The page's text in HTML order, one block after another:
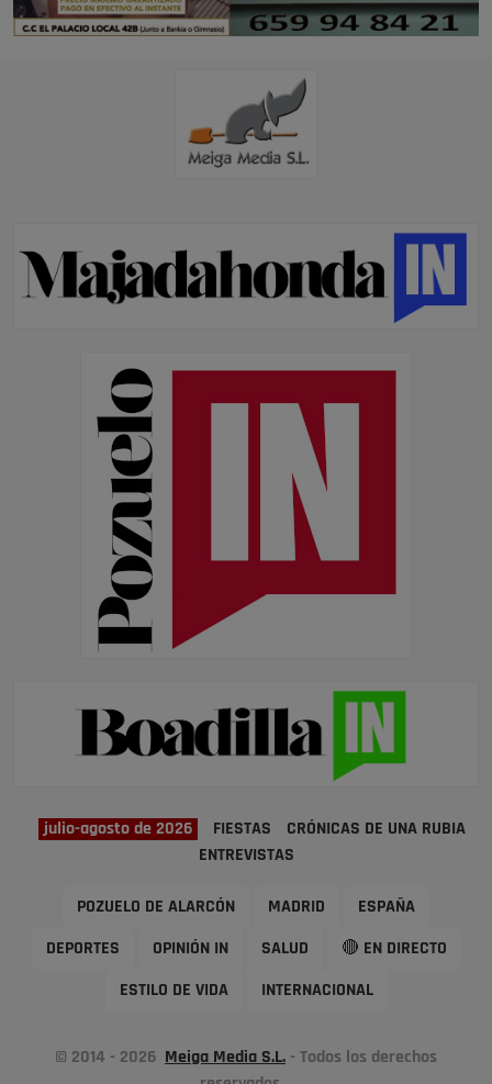
julio-agosto de 2026 FIESTAS
CRÓNICAS DE UNA RUBIA
ENTREVISTAS
POZUELO DE ALARCÓN MADRID ESPAÑA
DEPORTES OPINIÓN IN SALUD 🔴 EN DIRECTO
ESTILO DE VIDA INTERNACIONAL
© 2014 - 2026 Meiga Media S.L. - Todos los derechos